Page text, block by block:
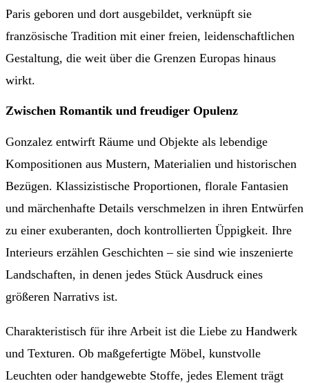
Paris geboren und dort ausgebildet, verknüpft sie
französische Tradition mit einer freien, leidenschaftlichen
Gestaltung, die weit über die Grenzen Europas hinaus
wirkt.
Zwischen Romantik und freudiger Opulenz
Gonzalez entwirft Räume und Objekte als lebendige
Kompositionen aus Mustern, Materialien und historischen
Bezügen. Klassizistische Proportionen, florale Fantasien
und märchenhafte Details verschmelzen in ihren Entwürfen
zu einer exuberanten, doch kontrollierten Üppigkeit. Ihre
Interieurs erzählen Geschichten – sie sind wie inszenierte
Landschaften, in denen jedes Stück Ausdruck eines
größeren Narrativs ist.
Charakteristisch für ihre Arbeit ist die Liebe zu Handwerk
und Texturen. Ob maßgefertigte Möbel, kunstvolle
Leuchten oder handgewebte Stoffe, jedes Element trägt